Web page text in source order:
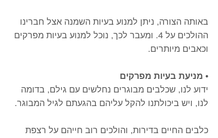
באותה הצורה, ניתן למנוע בעיות השמנה אצל חברינו
ההולכים על 4. ומעבר לכך, נוכל למנוע בעיות מפרקים
וכאבים מיותרים.
• מניעת בעיות מפרקים
ידוע לנו, שכלבים מבוגרים נחלשים עם גילם, בדומה
לנו, ויש ביכולתנו להקל עליהם בהגעתם לגיל המבוגר.
כלבים החיים בדירות, והולכים רוב חייהם על רצפת